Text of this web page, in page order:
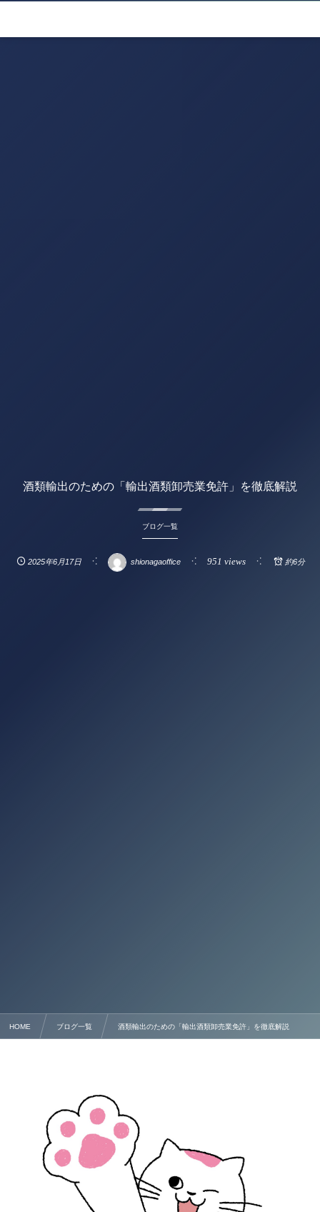
酒類輸出のための「輸出酒類卸売業免許」を徹底解説
ブログ一覧
2025年6月17日 shionagaoffice 951 views 約6分
HOME ブログ一覧 酒類輸出のための「輸出酒類卸売業免許」を徹底解説